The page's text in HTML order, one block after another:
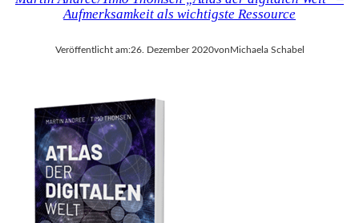
Aufmerksamkeit als wichtigste Ressource
Veröffentlicht am:26. Dezember 2020vonMichaela Schabel